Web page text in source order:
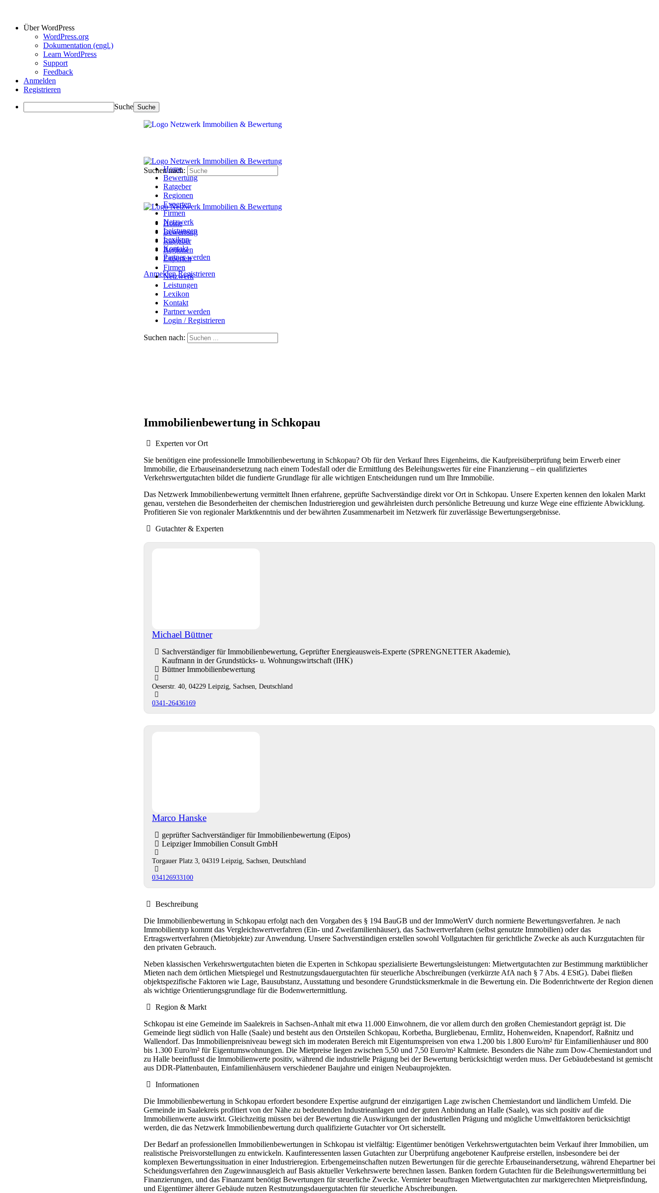
Über WordPress
WordPress.org
Dokumentation (engl.)
Learn WordPress
Support
Feedback
Anmelden
Registrieren
Suche
Home
Bewertung
Ratgeber
Regionen
Experten
Firmen
Netzwerk
Leistungen
Lexikon
Kontakt
Partner werden
Anmelden Registrieren
Suchen nach:
Home
Bewertung
Ratgeber
Regionen
Experten
Firmen
Netzwerk
Leistungen
Lexikon
Kontakt
Partner werden
Login / Registrieren
Suchen nach:
Immobilienbewertung in Schkopau
Experten vor Ort
Sie benötigen eine professionelle Immobilienbewertung in Schkopau? Ob für den Verkauf Ihres Eigenheims, die Kaufpreisüberprüfung beim Erwerb einer
Immobilie, die Erbauseinandersetzung nach einem Todesfall oder die Ermittlung des Beleihungswertes für eine Finanzierung – ein qualifiziertes
Verkehrswertgutachten bildet die fundierte Grundlage für alle wichtigen Entscheidungen rund um Ihre Immobilie.
Das Netzwerk Immobilienbewertung vermittelt Ihnen erfahrene, geprüfte Sachverständige direkt vor Ort in Schkopau. Unsere Experten kennen den lokalen Markt
genau, verstehen die Besonderheiten der chemischen Industrieregion und gewährleisten durch persönliche Betreuung und kurze Wege eine effiziente Abwicklung.
Profitieren Sie von regionaler Marktkenntnis und der bewährten Zusammenarbeit im Netzwerk für zuverlässige Bewertungsergebnisse.
Gutachter & Experten
Michael Büttner
Sachverständiger für Immobilienbewertung, Geprüfter Energieausweis-Experte (SPRENGNETTER Akademie),
Kaufmann in der Grundstücks- u. Wohnungswirtschaft (IHK)
Büttner Immobilienbewertung
Oeserstr. 40, 04229 Leipzig, Sachsen, Deutschland
0341-26436169
Marco Hanske
geprüfter Sachverständiger für Immobilienbewertung (Eipos)
Leipziger Immobilien Consult GmbH
Torgauer Platz 3, 04319 Leipzig, Sachsen, Deutschland
034126933100
Beschreibung
Die Immobilienbewertung in Schkopau erfolgt nach den Vorgaben des § 194 BauGB und der ImmoWertV durch normierte Bewertungsverfahren. Je nach
Immobilientyp kommt das Vergleichswertverfahren (Ein- und Zweifamilienhäuser), das Sachwertverfahren (selbst genutzte Immobilien) oder das
Ertragswertverfahren (Mietobjekte) zur Anwendung. Unsere Sachverständigen erstellen sowohl Vollgutachten für gerichtliche Zwecke als auch Kurzgutachten für
den privaten Gebrauch.
Neben klassischen Verkehrswertgutachten bieten die Experten in Schkopau spezialisierte Bewertungsleistungen: Mietwertgutachten zur Bestimmung marktüblicher
Mieten nach dem örtlichen Mietspiegel und Restnutzungsdauergutachten für steuerliche Abschreibungen (verkürzte AfA nach § 7 Abs. 4 EStG). Dabei fließen
objektspezifische Faktoren wie Lage, Bausubstanz, Ausstattung und besondere Grundstücksmerkmale in die Bewertung ein. Die Bodenrichtwerte der Region dienen
als wichtige Orientierungsgrundlage für die Bodenwertermittlung.
Region & Markt
Schkopau ist eine Gemeinde im Saalekreis in Sachsen-Anhalt mit etwa 11.000 Einwohnern, die vor allem durch den großen Chemiestandort geprägt ist. Die
Gemeinde liegt südlich von Halle (Saale) und besteht aus den Ortsteilen Schkopau, Korbetha, Burgliebenau, Ermlitz, Hohenweiden, Knapendorf, Raßnitz und
Wallendorf. Das Immobilienpreisniveau bewegt sich im moderaten Bereich mit Eigentumspreisen von etwa 1.200 bis 1.800 Euro/m² für Einfamilienhäuser und 800
bis 1.300 Euro/m² für Eigentumswohnungen. Die Mietpreise liegen zwischen 5,50 und 7,50 Euro/m² Kaltmiete. Besonders die Nähe zum Dow-Chemiestandort und
zu Halle beeinflusst die Immobilienwerte positiv, während die industrielle Prägung bei der Bewertung berücksichtigt werden muss. Der Gebäudebestand ist gemischt
aus DDR-Plattenbauten, Einfamilienhäusern verschiedener Baujahre und einigen Neubauprojekten.
Informationen
Die Immobilienbewertung in Schkopau erfordert besondere Expertise aufgrund der einzigartigen Lage zwischen Chemiestandort und ländlichem Umfeld. Die
Gemeinde im Saalekreis profitiert von der Nähe zu bedeutenden Industrieanlagen und der guten Anbindung an Halle (Saale), was sich positiv auf die
Immobilienwerte auswirkt. Gleichzeitig müssen bei der Bewertung die Auswirkungen der industriellen Prägung und mögliche Umweltfaktoren berücksichtigt
werden, die das Netzwerk Immobilienbewertung durch qualifizierte Gutachter vor Ort sicherstellt.
Der Bedarf an professionellen Immobilienbewertungen in Schkopau ist vielfältig: Eigentümer benötigen Verkehrswertgutachten beim Verkauf ihrer Immobilien, um
realistische Preisvorstellungen zu entwickeln. Kaufinteressenten lassen Gutachten zur Überprüfung angebotener Kaufpreise erstellen, insbesondere bei der
komplexen Bewertungssituation in einer Industrieregion. Erbengemeinschaften nutzen Bewertungen für die gerechte Erbauseinandersetzung, während Ehepartner bei
Scheidungsverfahren den Zugewinnausgleich auf Basis aktueller Verkehrswerte berechnen lassen. Banken fordern Gutachten für die Beleihungswertermittlung bei
Finanzierungen, und das Finanzamt benötigt Bewertungen für steuerliche Zwecke. Vermieter beauftragen Mietwertgutachten zur marktgerechten Mietpreisfindung,
und Eigentümer älterer Gebäude nutzen Restnutzungsdauergutachten für steuerliche Abschreibungen.